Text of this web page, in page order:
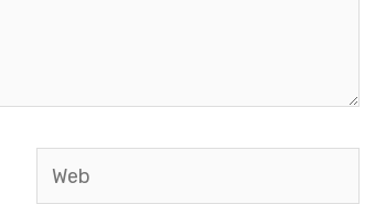
Web